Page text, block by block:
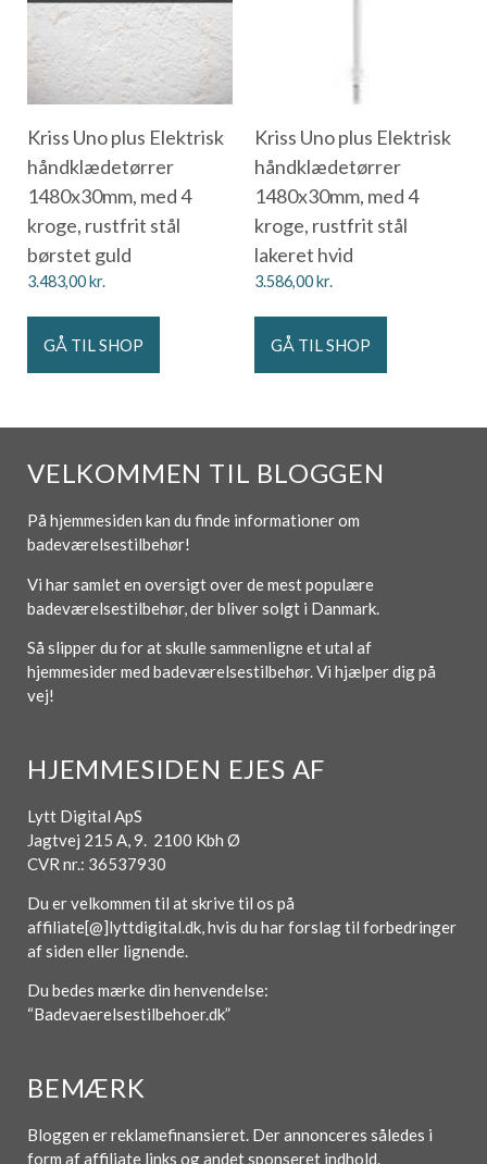
Kriss Uno plus Elektrisk
håndklædetørrer
1480x30mm, med 4
kroge, rustfrit stål
børstet guld
3.483,00kr.
GÅ TIL SHOP
Kriss Uno plus Elektrisk
håndklædetørrer
1480x30mm, med 4
kroge, rustfrit stål
lakeret hvid
3.586,00kr.
GÅ TIL SHOP
VELKOMMEN TIL BLOGGEN
På hjemmesiden kan du finde informationer om
badeværelsestilbehør!
Vi har samlet en oversigt over de mest populære
badeværelsestilbehør, der bliver solgt i Danmark.
Så slipper du for at skulle sammenligne et utal af
hjemmesider med badeværelsestilbehør. Vi hjælper dig på
vej!
HJEMMESIDEN EJES AF
Lytt Digital ApS
Jagtvej 215 A, 9. 2100 Kbh Ø
CVR nr.: 36537930
Du er velkommen til at skrive til os på
affiliate[@]lyttdigital.dk, hvis du har forslag til forbedringer
af siden eller lignende.
Du bedes mærke din henvendelse:
“Badevaerelsestilbehoer.dk”
BEMÆRK
Bloggen er reklamefinansieret. Der annonceres således i
form af affiliate links og andet sponseret indhold.